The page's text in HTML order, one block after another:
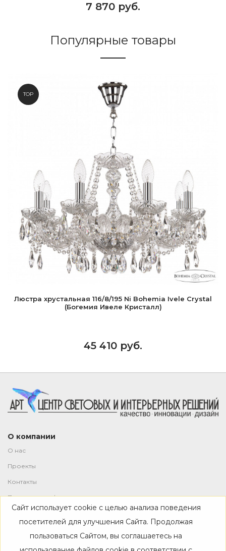
7 870 руб.
Популярные товары
TOP
Люстра хрустальная 116/8/195 Ni Bohemia Ivele Crystal
(Богемия Ивеле Кристалл)
45 410 руб.
О компании
О нас
Проекты
Контакты
Политика конфиденциальности
Магазин
Каталог
Сайт использует cookie с целью анализа поведения
посетителей для улучшения Сайта. Продолжая
пользоваться Сайтом, вы соглашаетесь на